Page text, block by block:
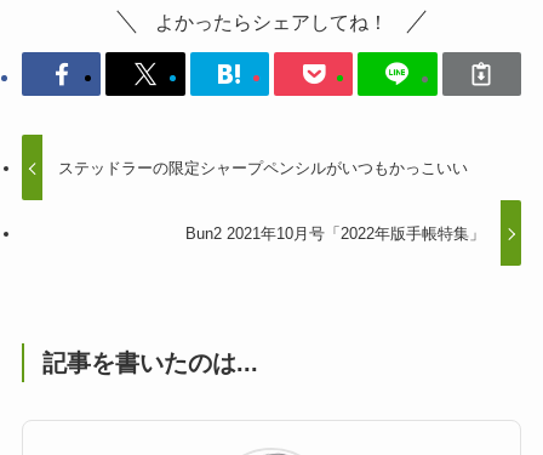
よかったらシェアしてね！
ステッドラーの限定シャープペンシルがいつもかっこいい
Bun2 2021年10月号「2022年版手帳特集」
記事を書いたのは...